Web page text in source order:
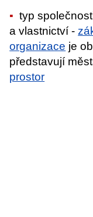
typ
a vlastnictví -
organizace je
představují
prostor